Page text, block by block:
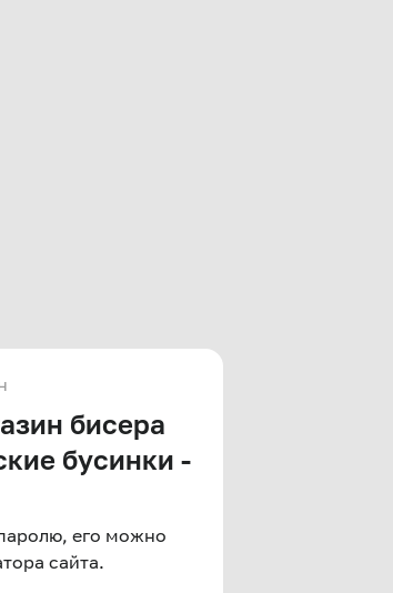
бисера
бусинки -
его можно
сайта.